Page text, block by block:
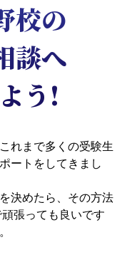
校の
談へ
う!
れまで多くの受験生
ートをしてきまし
決めたら、その方法
張っても良いです